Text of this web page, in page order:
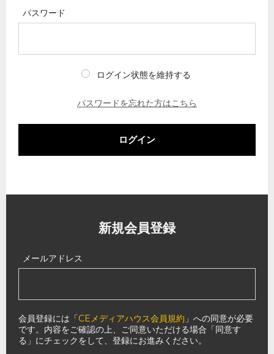
パスワード
ログイン状態を維持する
パスワードを忘れた方はこちら
ログイン
新規会員登録
メールアドレス
会員登録には「CEメディアハウス会員規約 」への同意が必要
です。内容をご確認の上、ご同意いただける場合「同意す
る」にチェックをして、登録にお進みください。